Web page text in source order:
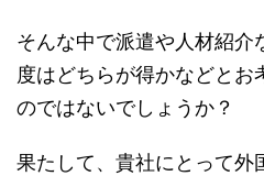
そんな中で派遣や人材紹介
度はどちらが得かなどとお
のではないでしょうか？
果たして、貴社にとって外